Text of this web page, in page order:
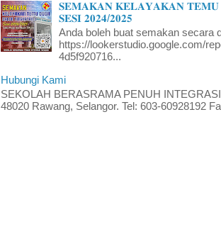
𝐒𝐄𝐌𝐀𝐊𝐀𝐍 𝐊𝐄𝐋𝐀𝐘𝐀𝐊𝐀𝐍 𝐓𝐄𝐌𝐔
𝐒𝐄𝐒𝐈 𝟐𝟎𝟐𝟒/𝟐𝟎𝟐𝟓
Anda boleh buat semakan secara
https://lookerstudio.google.com/
4d5f920716...
Hubungi Kami
SEKOLAH BERASRAMA PENUH
48020 Rawang, Selangor. Tel: 603-60928192